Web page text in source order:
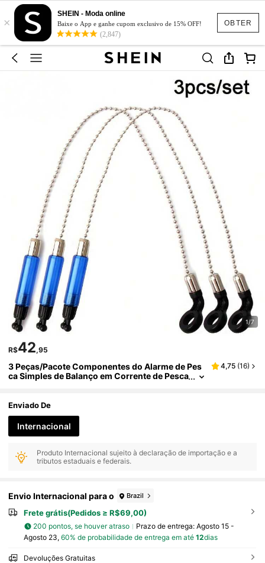
OBTER
×
SHEIN - Moda online
Baixe o App e ganhe cupom exclusivo de 15% OFF!
(2,847)
1/7
R$42,95
3 Peças/Pacote Componentes do Alarme de Pes
ca Simples de Balanço em Corrente de Pesca
4,75 (16)
Enviado De
Internacional
Produto Internacional sujeito à declaração de importação e a
tributos estaduais e federais.
Envio Internacional para o Brazil
Frete grátis(Pedidos ≥ R$69,00)
200 pontos, se houver atraso Prazo de entrega: Agosto 15 -
Agosto 23, 60% de probabilidade de entrega em até 12dias
Devoluções Gratuitas